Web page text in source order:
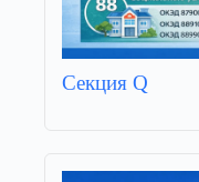
Секция Q